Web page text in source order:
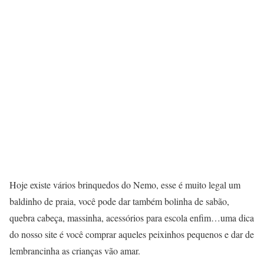
Hoje existe vários brinquedos do Nemo, esse é muito legal um
baldinho de praia, você pode dar também bolinha de sabão,
quebra cabeça, massinha, acessórios para escola enfim…uma dica
do nosso site é você comprar aqueles peixinhos pequenos e dar de
lembrancinha as crianças vão amar.